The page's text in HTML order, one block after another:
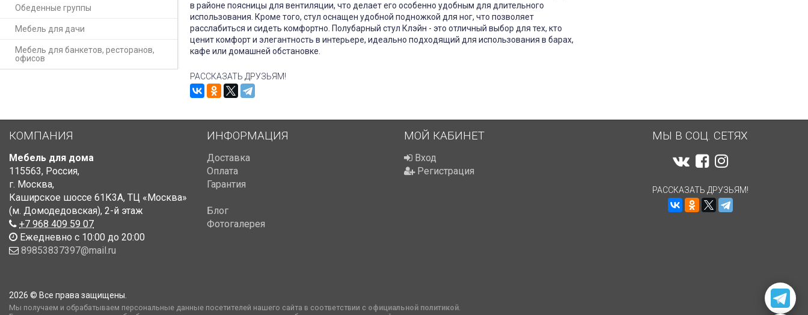
Обеденные группы
Мебель для дачи
Мебель для банкетов, ресторанов,
офисов
в районе поясницы для вентиляции, что делает его особенно удобным для длительного
использования. Кроме того, стул оснащен удобной подножкой для ног, что позволяет
расслабиться и сидеть комфортно. Полубарный стул Клэйн - это отличный выбор для тех, кто
ценит комфорт и элегантность в интерьере, идеально подходящий для использования в барах,
кафе или домашней обстановке.
РАССКАЗАТЬ ДРУЗЬЯМ!
КОМПАНИЯ
Мебель для дома
115563, Россия,
г. Москва,
Каширское шоссе 61К3А, ТЦ «Москва»
(м. Домодедовская), 2-й этаж
+7 968 409 59 07
Ежедневно с 10:00 до 20:00
89853837397@mail.ru
ИНФОРМАЦИЯ
Доставка
Оплата
Гарантия
Блог
Фотогалерея
МОЙ КАБИНЕТ
Вход
Регистрация
МЫ В СОЦ. СЕТЯХ
РАССКАЗАТЬ ДРУЗЬЯМ!
2026 © Все права защищены.
Мы получаем и обрабатываем персональные данные посетителей нашего сайта в соответствии с официальной политикой.